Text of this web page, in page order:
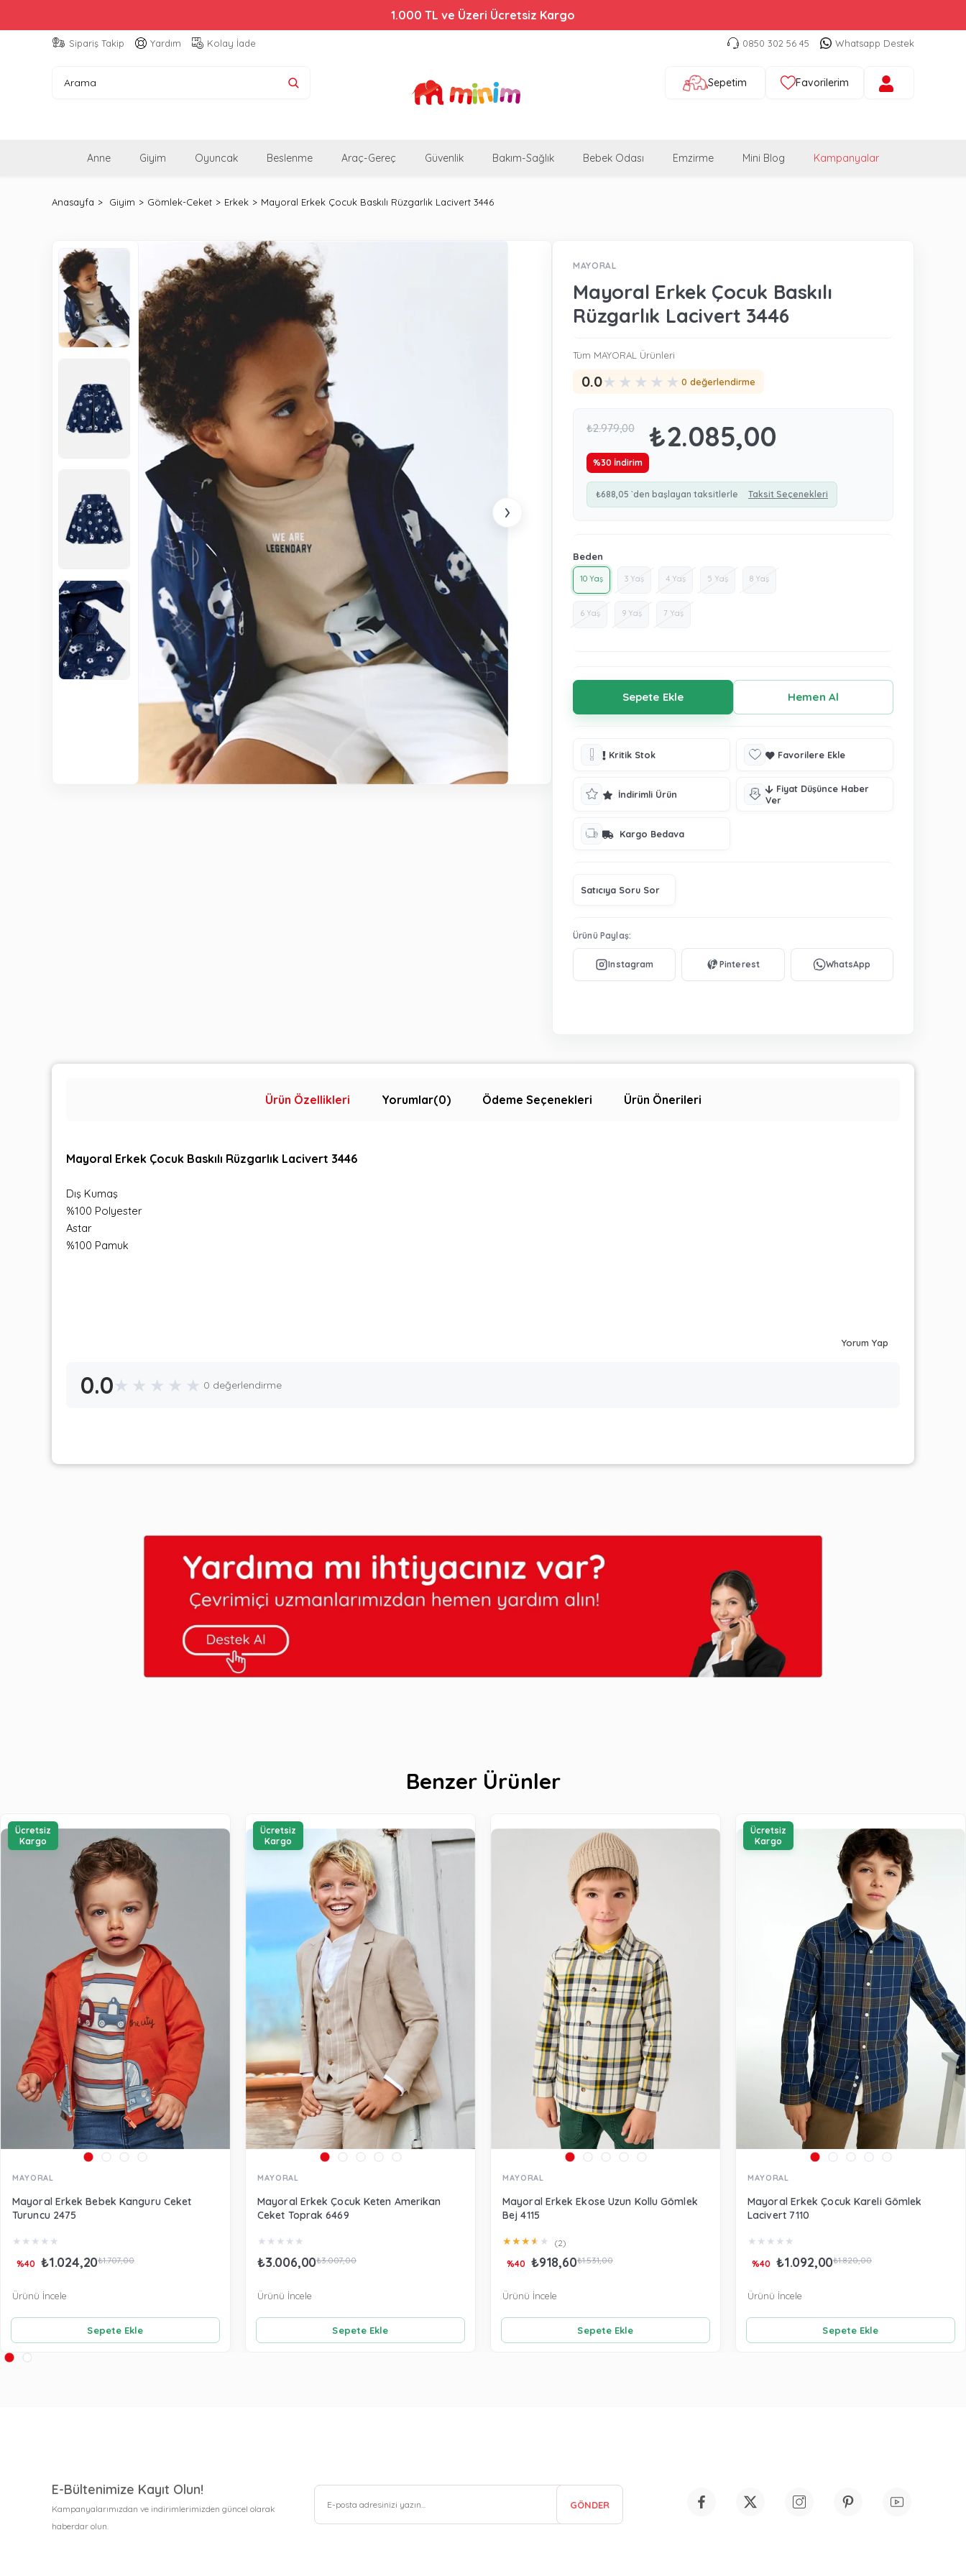
1.000 TL ve Üzeri Ücretsiz Kargo
Bebek Arabalarında %44'e Varan İndirim!
Sipariş Takip Yardım Kolay İade 0850 302 56 45 Whatsapp Destek
Sepetim Favorilerim
Anne Giyim Oyuncak Beslenme Araç-Gereç Güvenlik Bakım-Sağlık Bebek Odası Emzirme Mini Blog Kampanyalar
Anasayfa Giyim Gömlek-Ceket Erkek Mayoral Erkek Çocuk Baskılı Rüzgarlık Lacivert 3446
›
MAYORAL
Mayoral Erkek Çocuk Baskılı
Rüzgarlık Lacivert 3446
Tüm MAYORAL Ürünleri
0.0★ ★ ★ ★ ★ 0 değerlendirme
₺2.979,00 ₺2.085,00
%30 İndirim
₺688,05 `den başlayan taksitlerle Taksit Seçenekleri
Beden
10 Yaş 3 Yaş 4 Yaş 5 Yaş 8 Yaş
6 Yaş 9 Yaş 7 Yaş
Kritik Stok Favorilere Ekle
İndirimli Ürün
Fiyat Düşünce Haber
Ver
Kargo Bedava
Satıcıya Soru Sor
Ürünü Paylaş:
Ürün Özellikleri Yorumlar(0) Ödeme Seçenekleri Ürün Önerileri
Mayoral Erkek Çocuk Baskılı Rüzgarlık Lacivert 3446
Dış Kumaş
%100 Polyester
Astar
%100 Pamuk
Yorum Yap
0.0★ ★ ★ ★ ★ 0 değerlendirme
Benzer Ürünler
MAYORAL
Mayoral Erkek Bebek Kanguru Ceket
Turuncu 2475
★ ★ ★ ★ ★
₺1.024,20₺1.707,00
%40
Sepete Ekle
Ürünü İncele
Ücretsiz
Kargo
MAYORAL
Mayoral Erkek Çocuk Keten Amerikan
Ceket Toprak 6469
★ ★ ★ ★ ★
₺3.006,00₺3.007,00
Sepete Ekle
Ürünü İncele
Ücretsiz
Kargo
MAYORAL
Mayoral Erkek Ekose Uzun Kollu Gömlek
Bej 4115
★★★★ ★ (2)
₺918,60₺1.531,00
%40
Sepete Ekle
Ürünü İncele
MAYORAL
Mayoral Erkek Çocuk Kareli Gömlek
Lacivert 7110
★ ★ ★ ★ ★
₺1.092,00₺1.820,00
%40
Sepete Ekle
Ürünü İncele
Ücretsiz
Kargo
E-Bültenimize Kayıt Olun!
Kampanyalarımızdan ve indirimlerimizden güncel olarak
haberdar olun.
GÖNDER